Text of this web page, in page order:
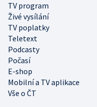
TV program
Živé vysílání
TV poplatky
Teletext
Podcasty
Počasí
E-shop
Mobilní a TV aplikace
Vše o ČT